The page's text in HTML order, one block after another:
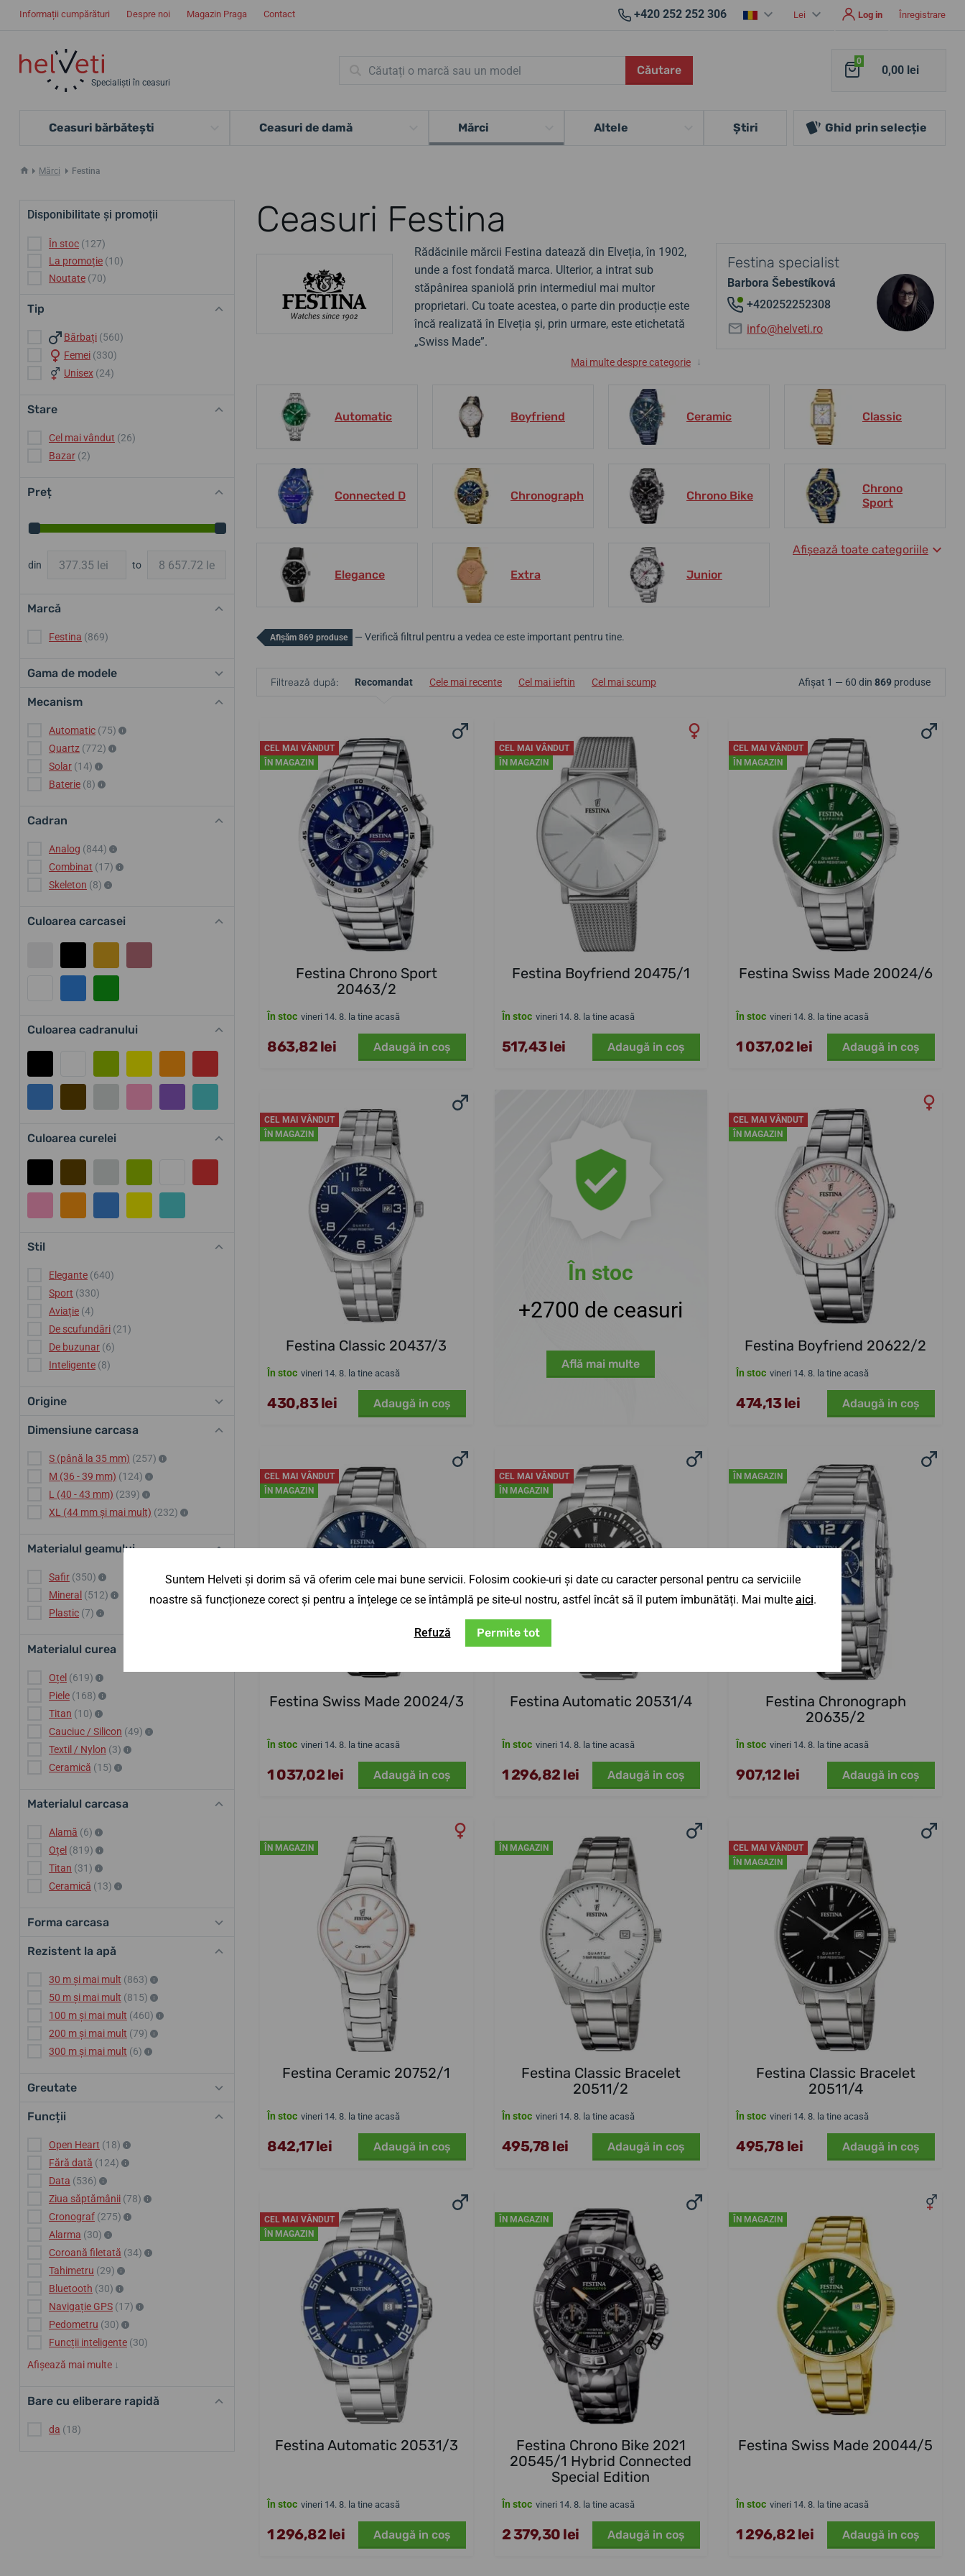
Informații cumpărături Despre noi Magazin Praga Contact +420 252 252 306 Lei Log in Înregistrare
Specialiști în ceasuri
Căutare
0
0,00 lei
Ceasuri bărbătești Ceasuri de damă Mărci Altele Ştiri Ghid prin selecție
Mărci Festina
Ceasuri Festina
Festina specialist
Barbora Šebestíková
+420252252308
info@helveti.ro
Rădăcinile mărcii Festina datează din Elveția, în 1902,
unde a fost fondată marca. Ulterior, a intrat sub
stăpânirea spaniolă prin intermediul mai multor
proprietari. Cu toate acestea, o parte din producție este
încă realizată în Elveția și, prin urmare, este etichetată
„Swiss Made”.
Mai multe despre categorie ↓
Automatic Boyfriend Ceramic Classic
Connected D Chronograph Chrono Bike
Chrono
Sport
Elegance Extra Junior
Afișează toate categoriile
Disponibilitate și promoții
În stoc (127)
La promoție (10)
Noutate (70)
Tip
Bărbați (560)
Femei (330)
Unisex (24)
Stare
Cel mai vândut (26)
Bazar (2)
Preț
din to
Marcă
Festina (869)
Gama de modele
Mecanism
Automatic (75)
Quartz (772)
Solar (14)
Baterie (8)
Cadran
Analog (844)
Combinat (17)
Skeleton (8)
Culoarea carcasei
Culoarea cadranului
Culoarea curelei
Stil
Elegante (640)
Sport (330)
Aviație (4)
De scufundări (21)
De buzunar (6)
Inteligente (8)
Origine
Dimensiune carcasa
S (până la 35 mm) (257)
M (36 - 39 mm) (124)
L (40 - 43 mm) (239)
XL (44 mm și mai mult) (232)
Materialul geamului
Safir (350)
Mineral (512)
Plastic (7)
Materialul curea
Oțel (619)
Piele (168)
Titan (10)
Cauciuc / Silicon (49)
Textil / Nylon (3)
Ceramică (15)
Materialul carcasa
Alamă (6)
Oțel (819)
Titan (31)
Ceramică (13)
Forma carcasa
Rezistent la apă
30 m și mai mult (863)
50 m și mai mult (815)
100 m și mai mult (460)
200 m și mai mult (79)
300 m și mai mult (6)
Greutate
Funcții
Open Heart (18)
Fără dată (124)
Data (536)
Ziua săptămânii (78)
Cronograf (275)
Alarma (30)
Coroană filetată (34)
Tahimetru (29)
Bluetooth (30)
Navigație GPS (17)
Pedometru (30)
Funcții inteligente (30)
Afișează mai multe ↓
Bare cu eliberare rapidă
da (18)
Afișăm 869 produse — Verifică filtrul pentru a vedea ce este important pentru tine.
Filtrează după: Recomandat Cele mai recente Cel mai ieftin Cel mai scump Afișat 1 — 60 din 869 produse
CEL MAI VÂNDUT
ÎN MAGAZIN
Festina Chrono Sport
20463/2
În stoc vineri 14. 8. la tine acasă
863,82 lei Adaugă in coş
CEL MAI VÂNDUT
ÎN MAGAZIN
Festina Boyfriend 20475/1
În stoc vineri 14. 8. la tine acasă
517,43 lei Adaugă in coş
CEL MAI VÂNDUT
ÎN MAGAZIN
Festina Swiss Made 20024/6
În stoc vineri 14. 8. la tine acasă
1 037,02 lei Adaugă in coş
CEL MAI VÂNDUT
ÎN MAGAZIN
Festina Classic 20437/3
În stoc vineri 14. 8. la tine acasă
430,83 lei Adaugă in coş
În stoc
+2700 de ceasuri
Află mai multe
CEL MAI VÂNDUT
ÎN MAGAZIN
Festina Boyfriend 20622/2
În stoc vineri 14. 8. la tine acasă
474,13 lei Adaugă in coş
CEL MAI VÂNDUT
ÎN MAGAZIN
Festina Swiss Made 20024/3
În stoc vineri 14. 8. la tine acasă
1 037,02 lei Adaugă in coş
CEL MAI VÂNDUT
ÎN MAGAZIN
Festina Automatic 20531/4
În stoc vineri 14. 8. la tine acasă
1 296,82 lei Adaugă in coş
ÎN MAGAZIN
Festina Chronograph
20635/2
În stoc vineri 14. 8. la tine acasă
907,12 lei Adaugă in coş
ÎN MAGAZIN
Festina Ceramic 20752/1
În stoc vineri 14. 8. la tine acasă
842,17 lei Adaugă in coş
ÎN MAGAZIN
Festina Classic Bracelet
20511/2
În stoc vineri 14. 8. la tine acasă
495,78 lei Adaugă in coş
CEL MAI VÂNDUT
ÎN MAGAZIN
Festina Classic Bracelet
20511/4
În stoc vineri 14. 8. la tine acasă
495,78 lei Adaugă in coş
CEL MAI VÂNDUT
ÎN MAGAZIN
Festina Automatic 20531/3
În stoc vineri 14. 8. la tine acasă
1 296,82 lei Adaugă in coş
ÎN MAGAZIN
Festina Chrono Bike 2021
20545/1 Hybrid Connected
Special Edition
În stoc vineri 14. 8. la tine acasă
2 379,30 lei Adaugă in coş
ÎN MAGAZIN
Festina Swiss Made 20044/5
În stoc vineri 14. 8. la tine acasă
1 296,82 lei Adaugă in coş
Suntem Helveti și dorim să vă oferim cele mai bune servicii. Folosim cookie-uri și date cu caracter personal pentru ca serviciile
noastre să funcționeze corect și pentru a înțelege ce se întâmplă pe site-ul nostru, astfel încât să îl putem îmbunătăți. Mai multe aici.
Refuză Permite tot